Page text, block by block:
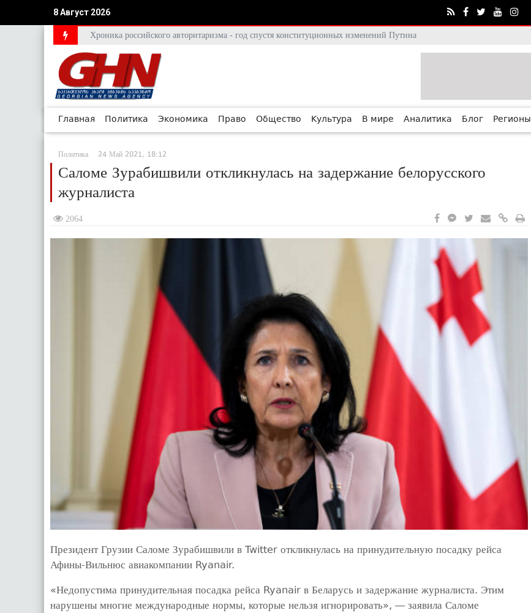
8 Август 2026
Хроника российского авторитаризма - год спустя конституционных изменений Путина
Главная Политика Экономика Право Общество Культура В мире Аналитика Блог Регионы
Политика 24 Май 2021, 18:12
Саломе Зурабишвили откликнулась на задержание белорусского
журналиста
2064
Президент Грузии Саломе Зурабишвили в Twitter откликнулась на принудительную посадку рейса
Афины-Вильнюс авиакомпании Ryanair.
«Недопустима принудительная посадка рейса Ryanair в Беларусь и задержание журналиста. Этим
нарушены многие международные нормы, которые нельзя игнорировать», — заявила Саломе